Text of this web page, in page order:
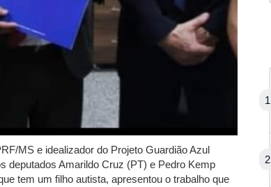
MS e idealizador do Projeto Guardião Azul
deputados Amarildo Cruz (PT) e Pedro Kemp
tem um filho autista, apresentou o trabalho que
1
2